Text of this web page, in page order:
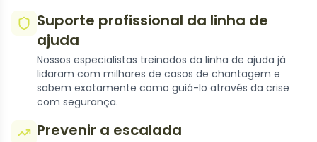
Suporte profissional da linha de
ajuda
Nossos especialistas treinados da linha de ajuda já
lidaram com milhares de casos de chantagem e
sabem exatamente como guiá-lo através da crise
com segurança.
Prevenir a escalada